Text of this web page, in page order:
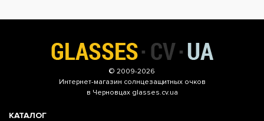
© 2009-2026
Интернет-магазин солнцезащитных очков
в Черновцах glasses.cv.ua
КАТАЛОГ